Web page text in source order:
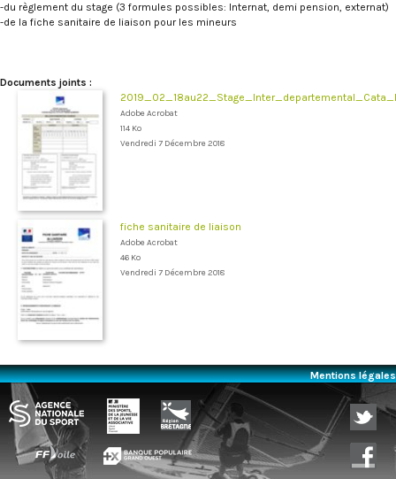
-du règlement du stage (3 formules possibles: Internat, demi pension, externat)
-de la fiche sanitaire de liaison pour les mineurs
Documents joints :
Adobe Acrobat
114 Ko
Vendredi 7 Décembre 2018
fiche sanitaire de liaison
Adobe Acrobat
46 Ko
Vendredi 7 Décembre 2018
Mentions légales